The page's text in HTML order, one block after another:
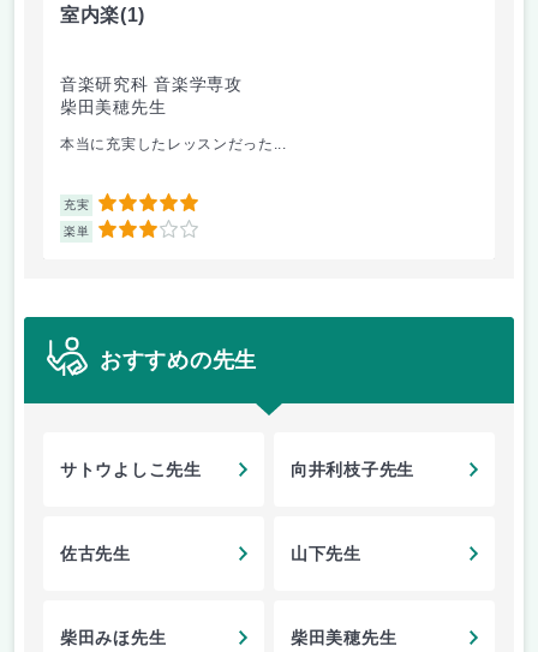
室内楽(1)
音楽研究科 音楽学専攻
柴田美穂先生
本当に充実したレッスンだった...
充実 5
楽単 3
おすすめの先生
サトウよしこ先生 向井利枝子先生
佐古先生 山下先生
柴田みほ先生 柴田美穂先生